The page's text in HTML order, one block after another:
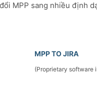
MPP sang nhiều định
MPP TO JIRA
(Proprietary software